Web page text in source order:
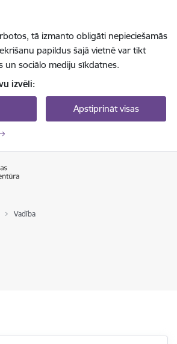
tā izmanto obligāti nepieciešamās
papildus šajā vietnē var tikt
un sociālo mediju sīkdatnes.
izvēli:
Apstiprināt visas
Vadība